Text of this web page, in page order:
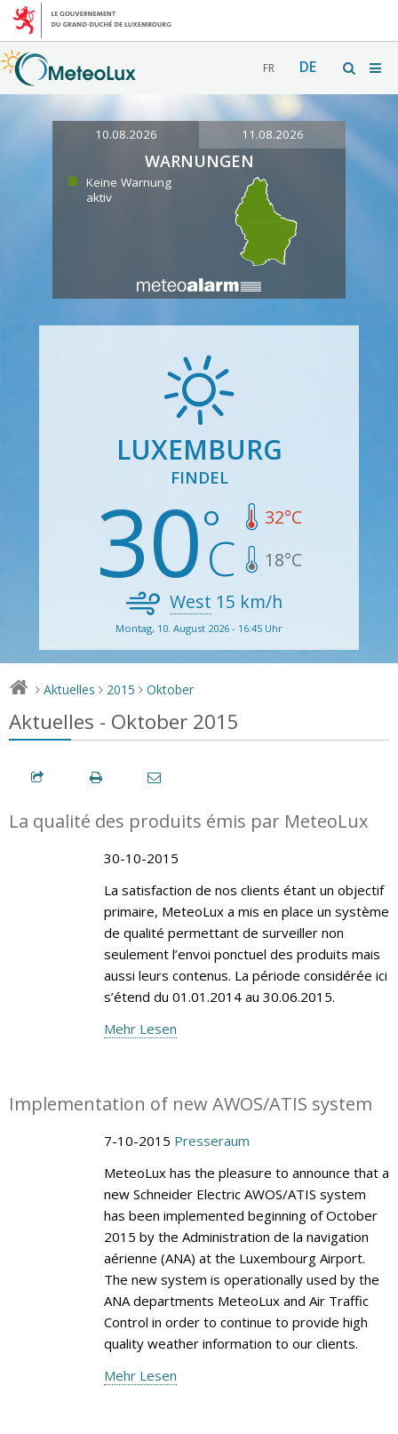
FR DE
10.08.2026 11.08.2026
WARNUNGEN
Keine Warnung
aktiv
LUXEMBURG
FINDEL
30 32°C
18°C
West 15 km/h
Montag, 10. August 2026 - 16:45 Uhr
> Aktuelles > 2015 > Oktober
Aktuelles - Oktober 2015
La qualité des produits émis par MeteoLux
30-10-2015
La satisfaction de nos clients étant un objectif
primaire, MeteoLux a mis en place un système
de qualité permettant de surveiller non
seulement l’envoi ponctuel des produits mais
aussi leurs contenus. La période considérée ici
s’étend du 01.01.2014 au 30.06.2015.
Mehr Lesen
Implementation of new AWOS/ATIS system
7-10-2015 Presseraum
MeteoLux has the pleasure to announce that a
new Schneider Electric AWOS/ATIS system
has been implemented beginning of October
2015 by the Administration de la navigation
aérienne (ANA) at the Luxembourg Airport.
The new system is operationally used by the
ANA departments MeteoLux and Air Traffic
Control in order to continue to provide high
quality weather information to our clients.
Mehr Lesen